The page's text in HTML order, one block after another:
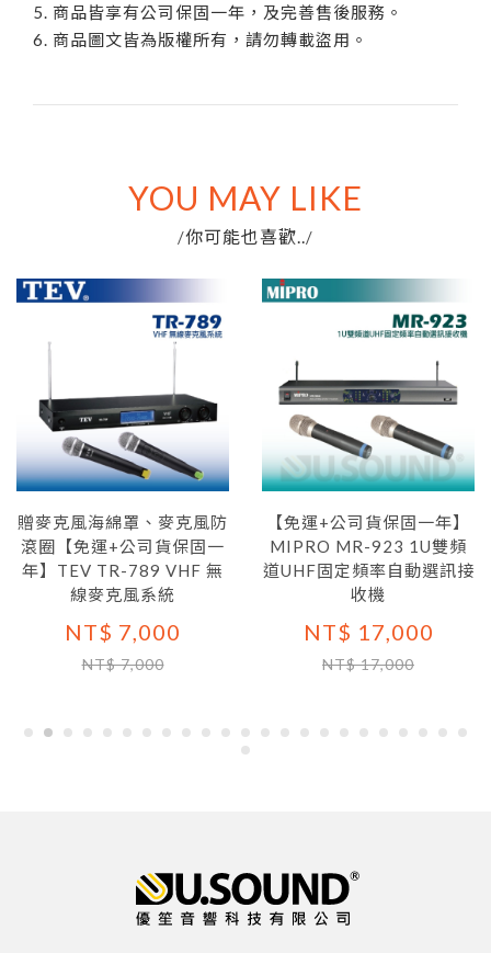
5. 商品皆享有公司保固一年，及完善售後服務。
6. 商品圖文皆為版權所有，請勿轉載盜用。
YOU MAY LIKE
/你可能也喜歡../
贈麥克風海綿罩、麥克風防
滾圈【免運+公司貨保固一
年】TEV TR-789 VHF 無
線麥克風系統
NT$ 7,000
NT$ 7,000
【免運+公司貨保固一年】
MIPRO MR-923 1U雙頻
道UHF固定頻率自動選訊接
收機
NT$ 17,000
NT$ 17,000